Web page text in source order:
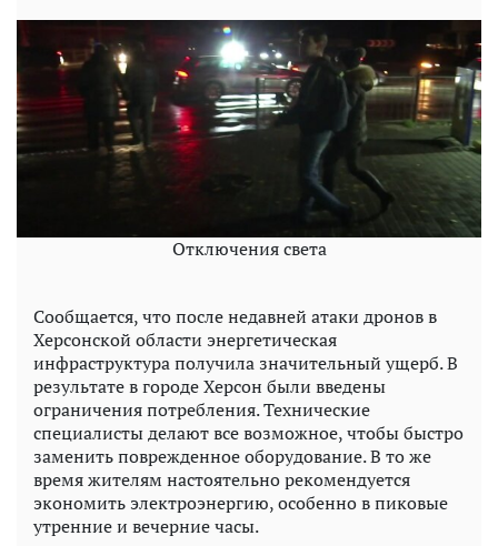
Отключения света
Сообщается, что после недавней атаки дронов в
Херсонской области энергетическая
инфраструктура получила значительный ущерб. В
результате в городе Херсон были введены
ограничения потребления. Технические
специалисты делают все возможное, чтобы быстро
заменить поврежденное оборудование. В то же
время жителям настоятельно рекомендуется
экономить электроэнергию, особенно в пиковые
утренние и вечерние часы.